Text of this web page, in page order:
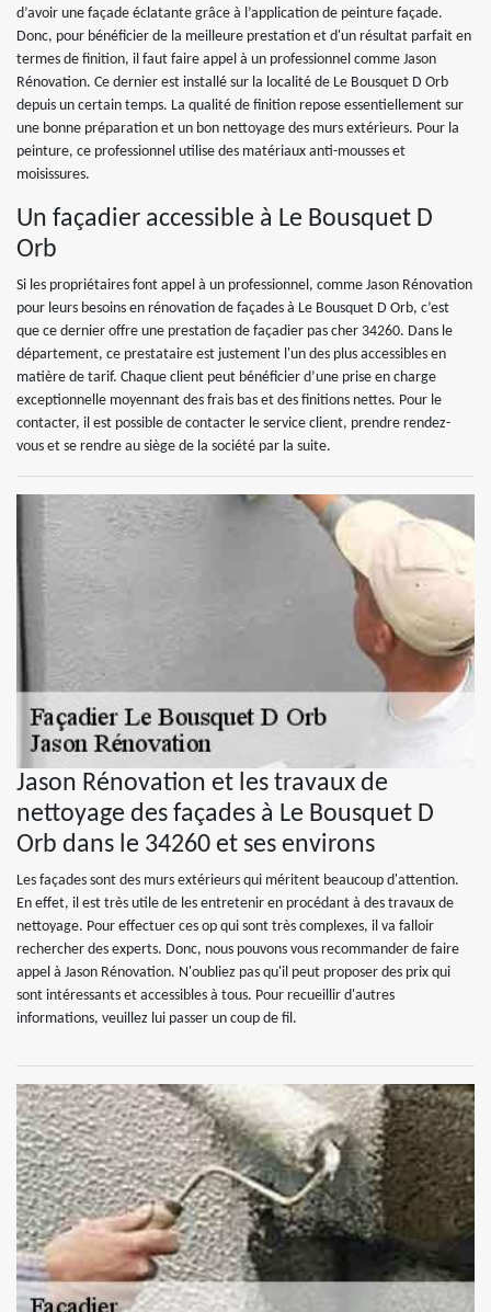
d’avoir une façade éclatante grâce à l’application de peinture façade.
Donc, pour bénéficier de la meilleure prestation et d'un résultat parfait en
termes de finition, il faut faire appel à un professionnel comme Jason
Rénovation. Ce dernier est installé sur la localité de Le Bousquet D Orb
depuis un certain temps. La qualité de finition repose essentiellement sur
une bonne préparation et un bon nettoyage des murs extérieurs. Pour la
peinture, ce professionnel utilise des matériaux anti-mousses et
moisissures.
Un façadier accessible à Le Bousquet D
Orb
Si les propriétaires font appel à un professionnel, comme Jason Rénovation
pour leurs besoins en rénovation de façades à Le Bousquet D Orb, c’est
que ce dernier offre une prestation de façadier pas cher 34260. Dans le
département, ce prestataire est justement l'un des plus accessibles en
matière de tarif. Chaque client peut bénéficier d’une prise en charge
exceptionnelle moyennant des frais bas et des finitions nettes. Pour le
contacter, il est possible de contacter le service client, prendre rendez-
vous et se rendre au siège de la société par la suite.
Jason Rénovation et les travaux de
nettoyage des façades à Le Bousquet D
Orb dans le 34260 et ses environs
Les façades sont des murs extérieurs qui méritent beaucoup d'attention.
En effet, il est très utile de les entretenir en procédant à des travaux de
nettoyage. Pour effectuer ces op qui sont très complexes, il va falloir
rechercher des experts. Donc, nous pouvons vous recommander de faire
appel à Jason Rénovation. N'oubliez pas qu'il peut proposer des prix qui
sont intéressants et accessibles à tous. Pour recueillir d'autres
informations, veuillez lui passer un coup de fil.